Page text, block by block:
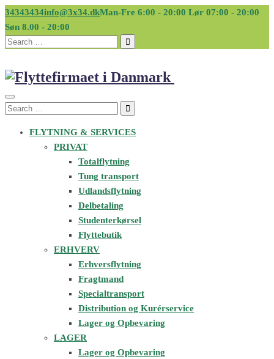
34343434info@3x34.dkMan-Fre 6:00 - 20:00 Lør 07:00 - 20:00
Søn 8.00 - 20:00
Search
Search
FLYTNING & SERVICES
PRIVAT
Totalflytning
Tung transport
Udlandsflytning
Delbetaling
Studenterkørsel
Flyttebutik
ERHVERV
Erhversflytning
Fragtmand
Specialtransport
Distribution og Kurérservice
Lager og Opbevaring
LAGER
Lager og Opbevaring